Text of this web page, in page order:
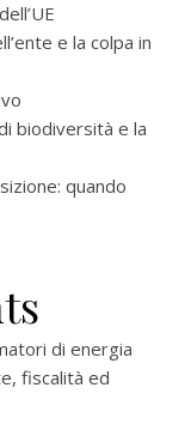
e la colpa in
biodiversità e la
quando
di energia
fiscalità ed